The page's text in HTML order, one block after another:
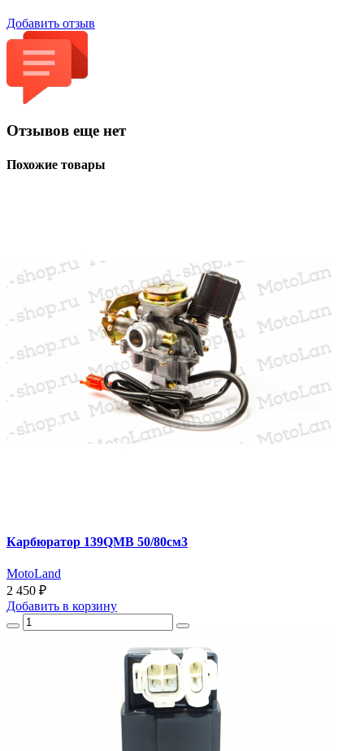
Добавить отзыв
Отзывов еще нет
Похожие товары
Карбюратор 139QMB 50/80см3
MotoLand
2 450 ₽
Добавить в корзину